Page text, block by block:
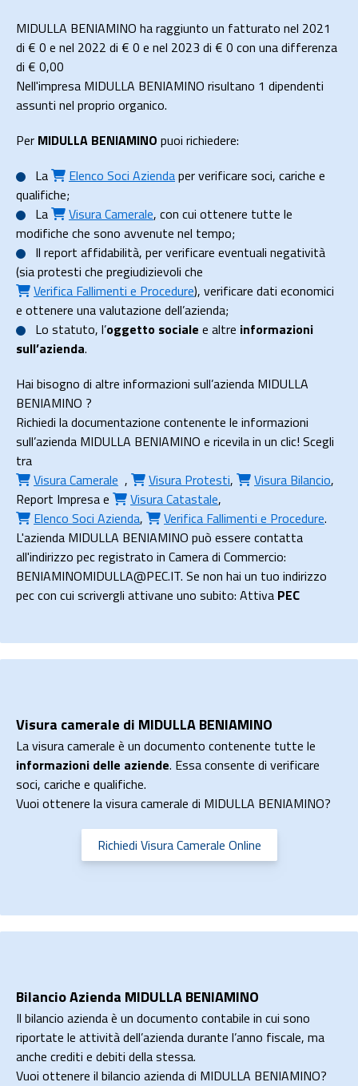
MIDULLA BENIAMINO ha raggiunto un fatturato nel 2021
di € 0 e nel 2022 di € 0 e nel 2023 di € 0 con una differenza
di € 0,00
Nell'impresa MIDULLA BENIAMINO risultano 1 dipendenti
assunti nel proprio organico.
Per MIDULLA BENIAMINO puoi richiedere:
La
Elenco Soci Aziendaper verificare soci, cariche e
qualifiche;
La
Visura Camerale, con cui ottenere tutte le
modifiche che sono avvenute nel tempo;
Il report affidabilità, per verificare eventuali negatività
(sia protesti che pregiudizievoli che
Verifica Fallimenti e Procedure), verificare dati economici
e ottenere una valutazione dell’azienda;
Lo statuto, l’oggetto sociale e altre informazioni
sull’azienda.
Hai bisogno di altre informazioni sull’azienda MIDULLA
BENIAMINO ?
Richiedi la documentazione contenente le informazioni
sull’azienda MIDULLA BENIAMINO e ricevila in un clic! Scegli
tra
Visura Camerale , Visura Protesti, Visura Bilancio,
Report Impresae Visura Catastale,
Elenco Soci Azienda, Verifica Fallimenti e Procedure.
L'azienda MIDULLA BENIAMINO può essere contatta
all'indirizzo pec registrato in Camera di Commercio:
BENIAMINOMIDULLA@PEC.IT. Se non hai un tuo indirizzo
pec con cui scrivergli attivane uno subito: Attiva PEC
Visura camerale di MIDULLA BENIAMINO
La visura camerale è un documento contenente tutte le
informazioni delle aziende. Essa consente di verificare
soci, cariche e qualifiche.
Vuoi ottenere la visura camerale di MIDULLA BENIAMINO?
Richiedi Visura Camerale Online
Bilancio Azienda MIDULLA BENIAMINO
Il bilancio azienda è un documento contabile in cui sono
riportate le attività dell’azienda durante l’anno fiscale, ma
anche crediti e debiti della stessa.
Vuoi ottenere il bilancio azienda di MIDULLA BENIAMINO?